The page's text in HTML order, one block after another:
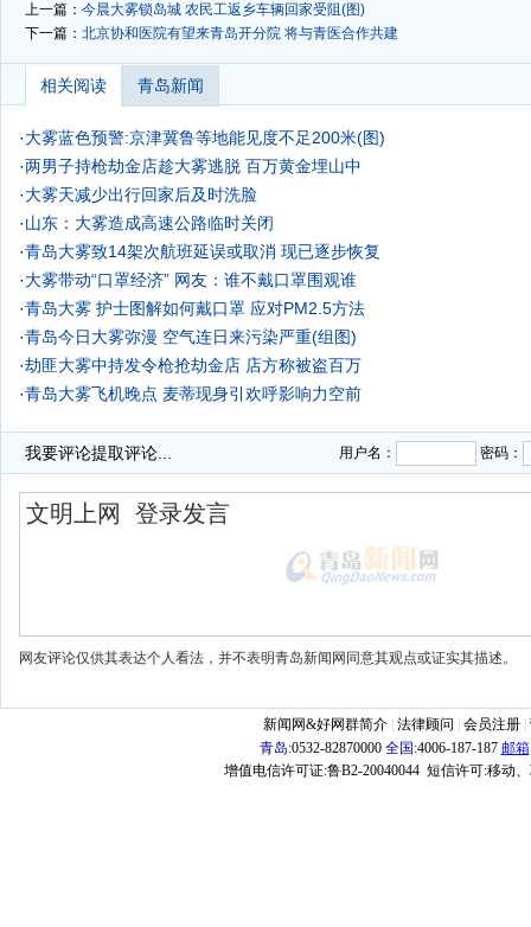
上一篇： 今晨大雾锁岛城 农民工返乡车辆回家受阻(图)
下一篇： 北京协和医院有望来青岛开分院 将与青医合作共建
相关阅读 青岛新闻
·大雾蓝色预警:京津冀鲁等地能见度不足200米(图)
·两男子持枪劫金店趁大雾逃脱 百万黄金埋山中
·大雾天减少出行回家后及时洗脸
·山东：大雾造成高速公路临时关闭
·青岛大雾致14架次航班延误或取消 现已逐步恢复
·大雾带动“口罩经济” 网友：谁不戴口罩围观谁
·青岛大雾 护士图解如何戴口罩 应对PM2.5方法
·青岛今日大雾弥漫 空气连日来污染严重(组图)
·劫匪大雾中持发令枪抢劫金店 店方称被盗百万
·青岛大雾飞机晚点 麦蒂现身引欢呼影响力空前
我要评论提取评论... 用户名： 密码：
网友评论仅供其表达个人看法，并不表明青岛新闻网同意其观点或证实其描述。